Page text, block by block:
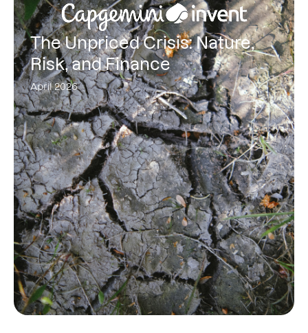
The Unpriced Crisis: Nature,
Risk, and Finance
April 2026